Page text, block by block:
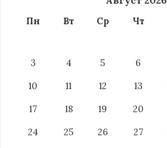
Пн Вт Ср Чт
3
4 5 6
10
11 12 13
17
18 19 20
24
25 26 27